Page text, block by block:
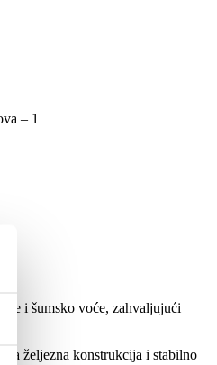
– 1
i šumsko voće, zahvaljujući
željezna konstrukcija i stabilno